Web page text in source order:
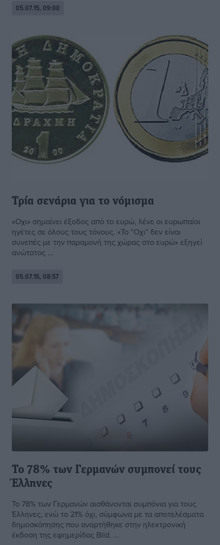
05.07.15, 09:00
Τρία σενάρια για το νόμισμα
«Οχι» σημαίνει έξοδος από το ευρώ, λένε οι ευρωπαίοι
ηγέτες σε όλους τους τόνους. «Το “Οχι” δεν είναι
συνεπές με την παραμονή της χώρας στο ευρώ» εξηγεί
ανώτατος ...
05.07.15, 08:57
Το 78% των Γερμανών συμπονεί τους
Έλληνες
Το 78% των Γερμανών αισθάνονται συμπόνια για τους
Έλληνες, ενώ το 21% όχι, σύμφωνα με τα αποτελέσματα
δημοσκόπησης που αναρτήθηκε στην ηλεκτρονική
έκδοση της εφημερίδας Bild. ...